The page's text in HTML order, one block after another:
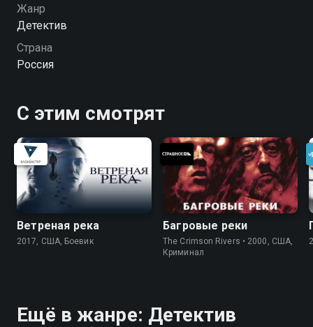
в родной город
Жанр
Детектив
Страна
Россия
С этим смотрят
Ветреная река
2017, США, Боевик
Багровые реки
The Crimson Rivers • 2000, США,
Криминал
Ещё в жанре: Детектив